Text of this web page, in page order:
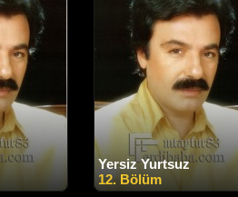
Yersiz Yurtsuz
12. Bölüm